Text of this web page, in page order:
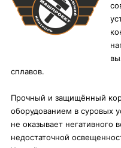
сплавов.
Прочный и защищённый
оборудованием в суровых
не оказывает негативного
недостаточной